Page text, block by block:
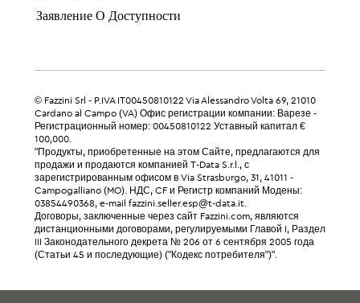
Заявление О Доступности
© Fazzini Srl - P.IVA IT00450810122 Via Alessandro Volta 69, 21010
Cardano al Campo (VA) Офис регистрации компании: Варезе -
Регистрационный номер: 00450810122 Уставный капитал €
100,000.
"Продукты, приобретенные на этом Сайте, предлагаются для
продажи и продаются компанией T-Data S.r.l., с
зарегистрированным офисом в Via Strasburgo, 31, 41011 -
Campogalliano (MO). НДС, CF и Регистр компаний Модены:
03854490368, e-mail fazzini.seller.esp@t-data.it.
Договоры, заключенные через сайт Fazzini.com, являются
дистанционными договорами, регулируемыми Главой I, Раздел
III Законодательного декрета № 206 от 6 сентября 2005 года
(Статьи 45 и последующие) ("Кодекс потребителя")".